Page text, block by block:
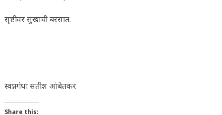
सृष्टीवर सुखाची बरसात.
स्वप्नगंधा सतीश आंबेतकर
Share this: